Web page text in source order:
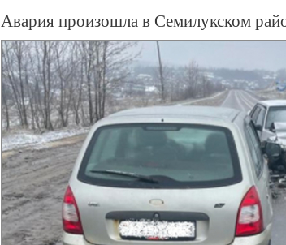
Авария произошла в Семилукском